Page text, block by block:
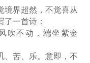
境界超然，不觉喜从
一首诗：
吹不动，端坐紫金
、苦、乐。意即，不